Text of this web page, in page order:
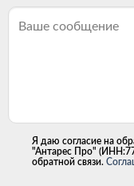
Я даю согласие на
"Антарес Про"
обратной связи.